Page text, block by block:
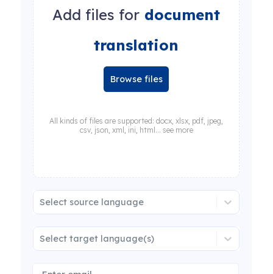
Add files for document
translation
Browse files
All kinds of files are supported: docx, xlsx, pdf, jpeg,
csv, json, xml, ini, html... see more
Select source language
Select target language(s)